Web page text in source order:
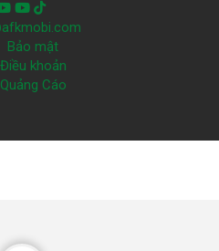
Bảo mật
Điều khoản
Quảng Cáo